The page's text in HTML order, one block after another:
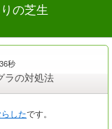
の芝生
秒
ラの対処法
したです。